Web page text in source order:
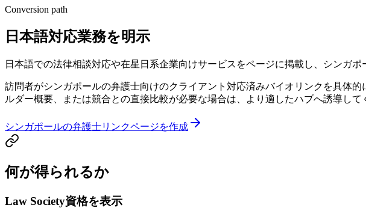
Conversion path
日本語対応業務を明示
日本語での法律相談対応や在星日系企業向けサービスをページに掲載し、シンガ
訪問者がシンガポールの弁護士向けのクライアント対応済みバイオリンクを具体
ルダー概要、または競合との直接比較が必要な場合は、より適したハブへ誘導して
シンガポールの弁護士リンクページを作成
何が得られるか
Law Society資格を表示